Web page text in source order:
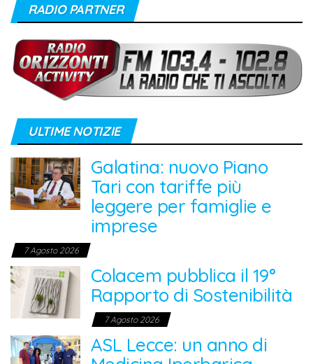
RADIO PARTNER
ULTIME NOTIZIE
Galatina: nuovo Piano
Tari con tariffe più
leggere per famiglie e
imprese
7 Agosto 2026
Colacem pubblica il 19°
Rapporto di Sostenibilità
7 Agosto 2026
ASL Lecce: un anno di